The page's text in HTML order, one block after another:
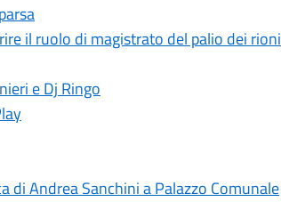
il ruolo di magistrato del palio dei rioni
e Dj Ringo
di Andrea Sanchini a Palazzo Comunale